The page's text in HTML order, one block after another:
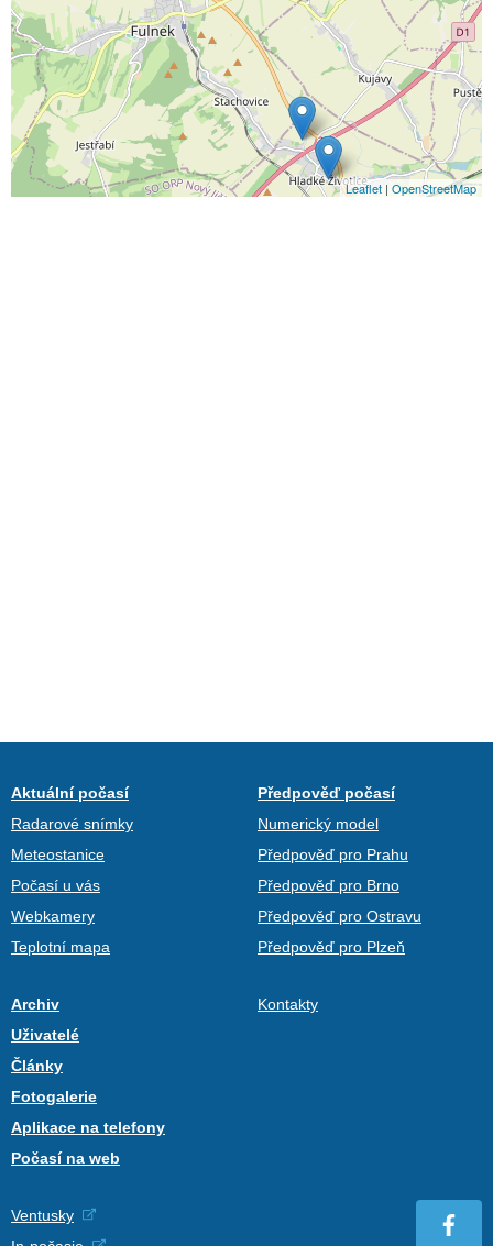
Leaflet | OpenStreetMap
Aktuální počasí
Radarové snímky
Meteostanice
Počasí u vás
Webkamery
Teplotní mapa
Předpověď počasí
Numerický model
Předpověď pro Prahu
Předpověď pro Brno
Předpověď pro Ostravu
Předpověď pro Plzeň
Archiv
Uživatelé
Články
Fotogalerie
Aplikace na telefony
Počasí na web
Kontakty
Ventusky